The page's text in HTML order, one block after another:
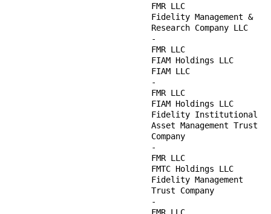
FMR LLC
Fidelity Management &
  Research Company LLC
-
FMR LLC
FIAM Holdings LLC
FIAM LLC
-
FMR LLC
FIAM Holdings LLC
Fidelity Institutional
  Asset Management Trust
  Company
-
FMR LLC
FMTC Holdings LLC
Fidelity Management
  Trust Company
-
FMR LLC